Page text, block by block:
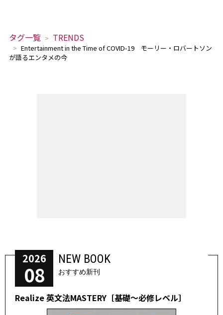
タグ一覧 TRENDS
Entertainment in the Time of COVID-19 モーリー・ロバートソン
が語るエンタメの今
2026
08
NEW BOOK
おすすめ新刊
Realize 英文法MASTERY［基礎～必修レベル］